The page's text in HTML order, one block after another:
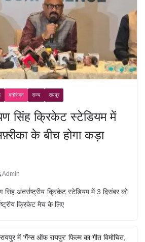
मनोरंजन राज्य रायपुर
सिंह क्रिकेट स्टेडियम में
के बीच होगा कड़ा
Admin
सिंह अंतर्राष्ट्रीय क्रिकेट स्टेडियम में 3 दिसंबर को
क्रिकेट मैच के लिए
रायपुर में ‘गैंग्स ऑफ रायपुर’ फिल्म का गीत विमोचित,